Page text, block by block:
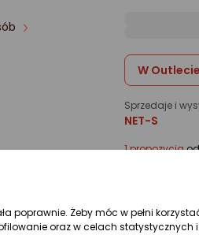
W
Sprzedaje i
NET-S
1 propozycjaod
poprawnie. Żeby móc w pełni
oraz w celach statystycznych i